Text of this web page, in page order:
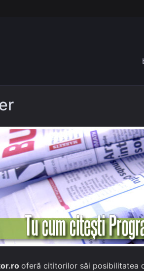
oferă cititorilor săi posibilitatea